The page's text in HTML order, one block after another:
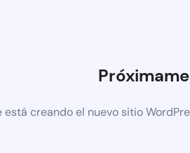
está creando el nuevo sitio